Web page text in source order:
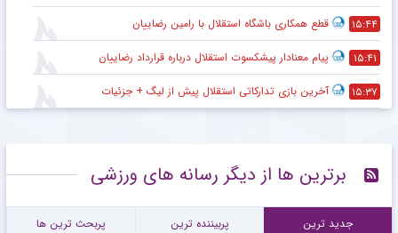
۱۵:۴۴ قطع همکاری باشگاه استقلال با رامین رضاییان
۱۵:۴۱ پیام معنادار پیشکسوت استقلال درباره قرارداد رضاییان
۱۵:۳۷ آخرین بازی تدارکاتی استقلال پیش از لیگ + جزئیات
برترین ها از دیگر رسانه های ورزشی
جدید ترین پربیننده ترین پربحث ترین ها